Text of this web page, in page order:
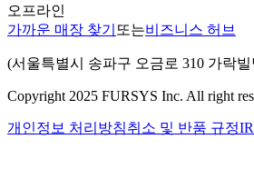
오프라인
가까운 매장 찾기 또는비즈니스 허브
(서울특별시 송파구 오금로 310 가락빌
Copyright 2025 FURSYS Inc. All right
개인정보 처리방침취소 및 반품 규정